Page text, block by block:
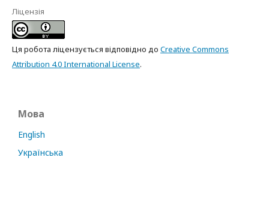
Ліцензія
Ця робота ліцензується відповідно до Creative Commons
Attribution 4.0 International License.
Мова
English
Українська